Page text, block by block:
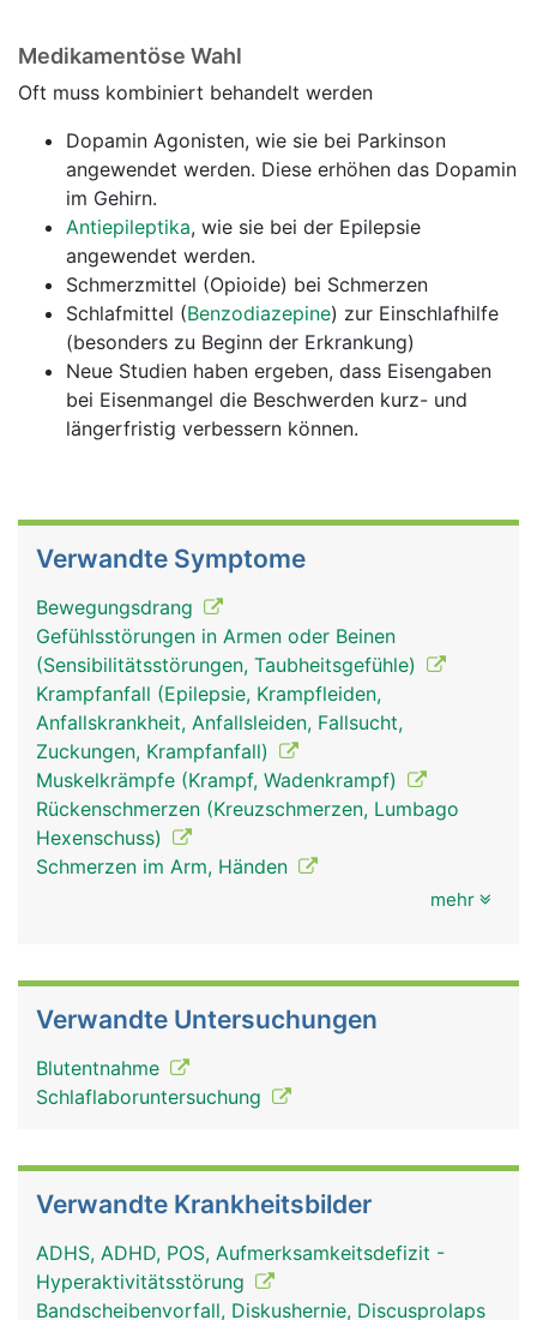
Medikamentöse Wahl
Oft muss kombiniert behandelt werden
Dopamin Agonisten, wie sie bei Parkinson
angewendet werden. Diese erhöhen das Dopamin
im Gehirn.
Antiepileptika, wie sie bei der Epilepsie
angewendet werden.
Schmerzmittel (Opioide) bei Schmerzen
Schlafmittel (Benzodiazepine) zur Einschlafhilfe
(besonders zu Beginn der Erkrankung)
Neue Studien haben ergeben, dass Eisengaben
bei Eisenmangel die Beschwerden kurz- und
längerfristig verbessern können.
Verwandte Symptome
Bewegungsdrang
Gefühlsstörungen in Armen oder Beinen
(Sensibilitätsstörungen, Taubheitsgefühle)
Krampfanfall (Epilepsie, Krampfleiden,
Anfallskrankheit, Anfallsleiden, Fallsucht,
Zuckungen, Krampfanfall)
Muskelkrämpfe (Krampf, Wadenkrampf)
Rückenschmerzen (Kreuzschmerzen, Lumbago
Hexenschuss)
Schmerzen im Arm, Händen
mehr
Verwandte Untersuchungen
Blutentnahme
Schlaflaboruntersuchung
Verwandte Krankheitsbilder
ADHS, ADHD, POS, Aufmerksamkeitsdefizit -
Hyperaktivitätsstörung
Bandscheibenvorfall, Diskushernie, Discusprolaps